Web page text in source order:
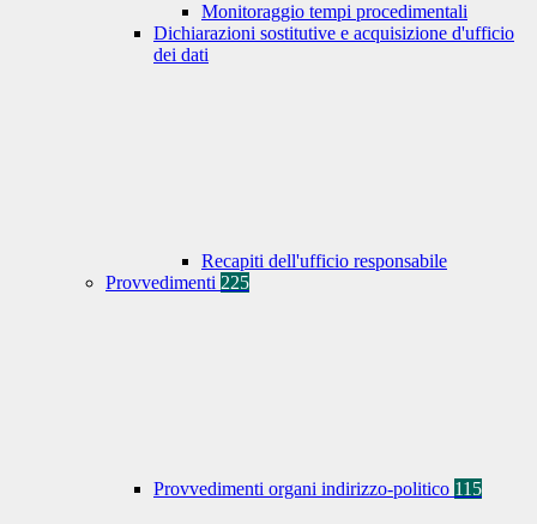
Monitoraggio tempi procedimentali
Dichiarazioni sostitutive e acquisizione d'ufficio
dei dati
Recapiti dell'ufficio responsabile
Provvedimenti 225
Provvedimenti organi indirizzo-politico 115